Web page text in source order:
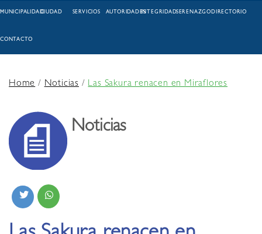
MUNICIPALIDADCIUDAD SERVICIOS AUTORIDADESINTEGRIDADSERENAZGODIRECTORIO
CONTACTO
Home/Noticias /Las Sakura renacen en Miraflores
Noticias